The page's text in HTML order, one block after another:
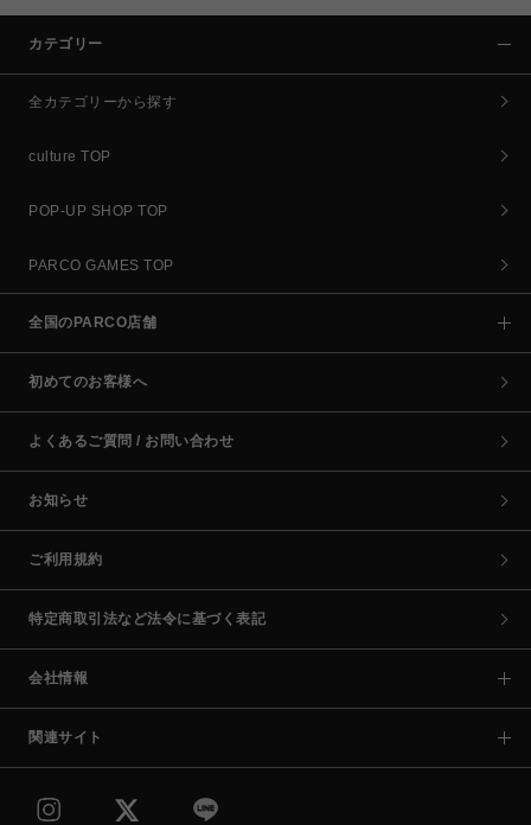
カテゴリー
全カテゴリーから探す
culture TOP
POP-UP SHOP TOP
PARCO GAMES TOP
全国のPARCO店舗
初めてのお客様へ
よくあるご質問 / お問い合わせ
お知らせ
ご利用規約
特定商取引法など法令に基づく表記
会社情報
関連サイト